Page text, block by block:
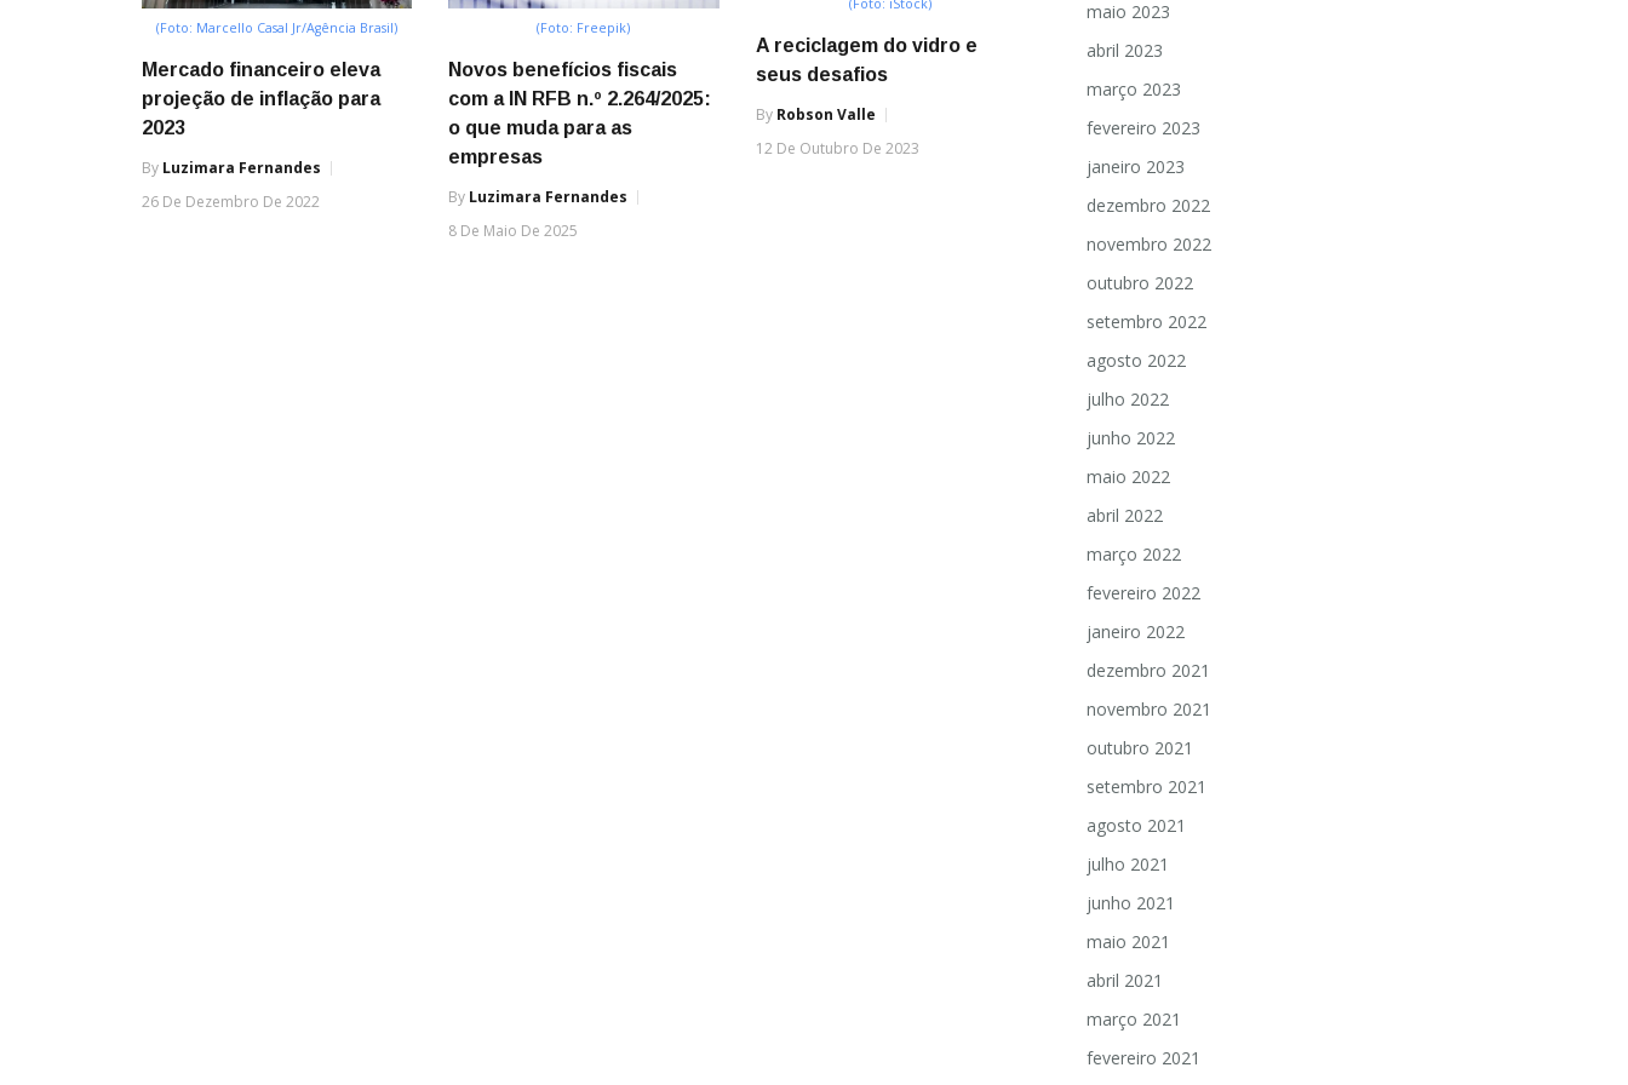
(Foto: Marcello Casal Jr/Agência Brasil)
Mercado financeiro eleva
projeção de inflação para
2023
By Luzimara Fernandes
26 De Dezembro De 2022
(Foto: Freepik)
Novos benefícios fiscais
com a IN RFB n.º 2.264/2025:
o que muda para as
empresas
By Luzimara Fernandes
8 De Maio De 2025
(Foto: iStock)
A reciclagem do vidro e
seus desafios
By Robson Valle
12 De Outubro De 2023
maio 2023
abril 2023
março 2023
fevereiro 2023
janeiro 2023
dezembro 2022
novembro 2022
outubro 2022
setembro 2022
agosto 2022
julho 2022
junho 2022
maio 2022
abril 2022
março 2022
fevereiro 2022
janeiro 2022
dezembro 2021
novembro 2021
outubro 2021
setembro 2021
agosto 2021
julho 2021
junho 2021
maio 2021
abril 2021
março 2021
fevereiro 2021